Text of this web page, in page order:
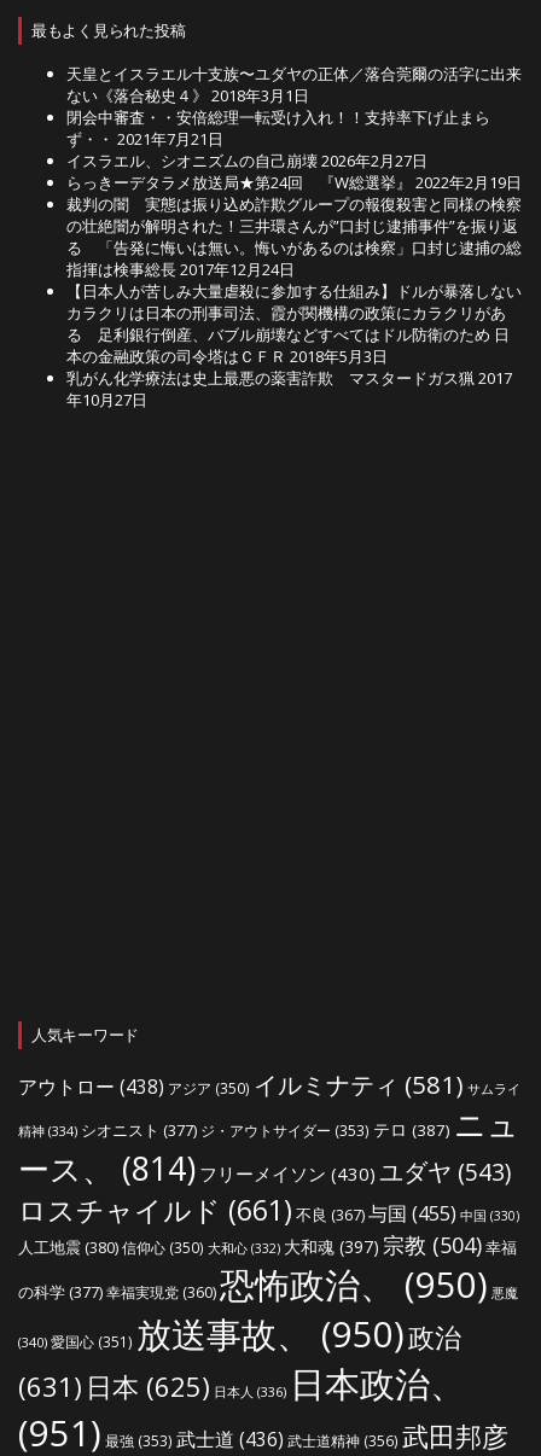
最もよく見られた投稿
天皇とイスラエル十支族〜ユダヤの正体／落合莞爾の活字に出来
ない《落合秘史４》 2018年3月1日
閉会中審査・・安倍総理一転受け入れ！！支持率下げ止まら
ず・・ 2021年7月21日
イスラエル、シオニズムの自己崩壊2026年2月27日
らっきーデタラメ放送局★第24回 『W総選挙』
2022年2月19日
裁判の闇 実態は振り込め詐欺グループの報復殺害と同様の検察
の壮絶闇が解明された！三井環さんが”口封じ逮捕事件”を振り返
る 「告発に悔いは無い。悔いがあるのは検察」口封じ逮捕の総
指揮は検事総長2017年12月24日
【日本人が苦しみ大量虐殺に参加する仕組み】ドルが暴落しない
カラクリは日本の刑事司法、霞が関機構の政策にカラクリがあ
る 足利銀行倒産、バブル崩壊などすべてはドル防衛のため 日
本の金融政策の司令塔はＣＦＲ 2018年5月3日
乳がん化学療法は史上最悪の薬害詐欺 マスタードガス猟2017
年10月27日
人気キーワード
アウトロー (438) アジア (350) イルミナティ (581) サムライ
精神 (334) シオニスト (377) ジ・アウトサイダー (353) テロ (387) ニュ
ース、
(814) フリーメイソン (430) ユダヤ (543)
ロスチャイルド (661) 不良 (367)与国 (455) 中国 (330)
人工地震(380)信仰心 (350) 大和心 (332) 大和魂 (397) 宗教 (504)幸福
の科学(377)幸福実現党 (360)恐怖政治、 (950) 悪魔
(340) 愛国心 (351) 放送事故、 (950)政治
(631) 日本 (625) 日本人 (336) 日本政治、
(951) 最強 (353) 武士道 (436) 武士道精神 (356) 武田邦彦